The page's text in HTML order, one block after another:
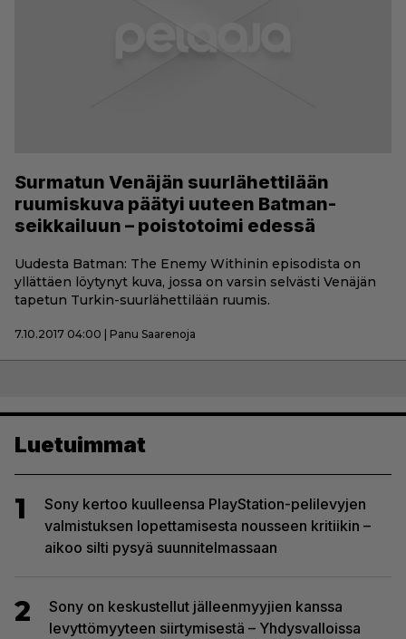
Surmatun Venäjän suurlähettilään
ruumiskuva päätyi uuteen Batman-
seikkailuun – poistotoimi edessä
Uudesta Batman: The Enemy Withinin episodista on
yllättäen löytynyt kuva, jossa on varsin selvästi Venäjän
tapetun Turkin-suurlähettilään ruumis.
7.10.2017 04:00 | Panu Saarenoja
Luetuimmat
1
Sony kertoo kuulleensa PlayStation-pelilevyjen
valmistuksen lopettamisesta nousseen kritiikin –
aikoo silti pysyä suunnitelmassaan
2
Sony on keskustellut jälleenmyyjien kanssa
levyttömyyteen siirtymisestä – Yhdysvalloissa